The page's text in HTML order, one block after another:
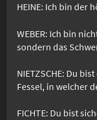
HEINE: Ich bin der
WEBER: Ich bin
sondern das
NIETZSCHE: Du
Fessel, in welcher
FICHTE: Du bist